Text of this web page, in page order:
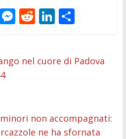
M
e
er
R
di
Li
e
C
di
nel cuore di Padova
non accompagnati:
ne ha sfornata